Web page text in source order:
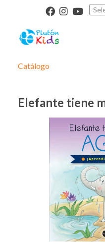
Catálogo
Elefante tiene